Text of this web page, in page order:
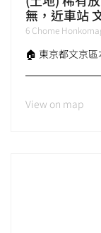
無，近車站
6 Chome
🏠 東京都文京區
View on map